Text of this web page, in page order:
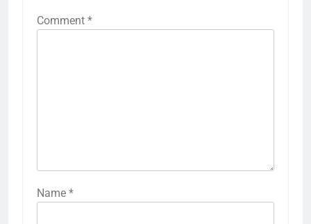
Comment *
Name *